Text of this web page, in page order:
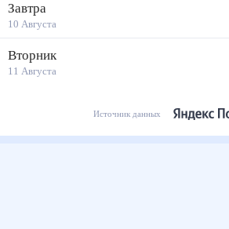
Завтра
10 Августа
Вторник
11 Августа
Источник данных